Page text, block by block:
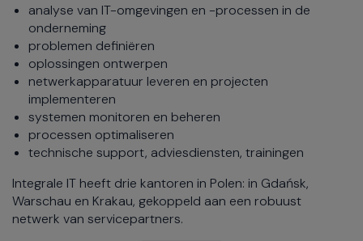
analyse van IT-omgevingen en -processen in de
onderneming
problemen definiëren
oplossingen ontwerpen
netwerkapparatuur leveren en projecten
implementeren
systemen monitoren en beheren
processen optimaliseren
technische support, adviesdiensten, trainingen
Integrale IT heeft drie kantoren in Polen: in Gdańsk,
Warschau en Krakau, gekoppeld aan een robuust
netwerk van servicepartners.